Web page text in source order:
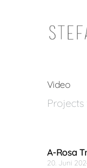
Video
A-Rosa
20. Juni